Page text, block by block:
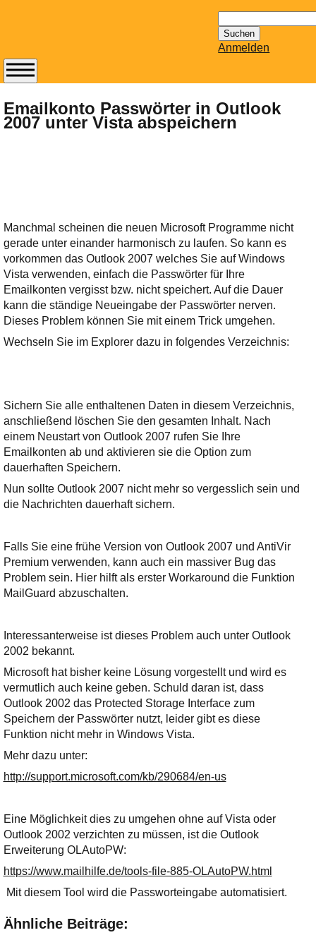
nach:
Anmelden
Emailkonto Passwörter in Outlook
2007 unter Vista abspeichern
Manchmal scheinen die neuen Microsoft Programme nicht
gerade unter einander harmonisch zu laufen. So kann es
vorkommen das Outlook 2007 welches Sie auf Windows
Vista verwenden, einfach die Passwörter für Ihre
Emailkonten vergisst bzw. nicht speichert. Auf die Dauer
kann die ständige Neueingabe der Passwörter nerven.
Dieses Problem können Sie mit einem Trick umgehen.
Wechseln Sie im Explorer dazu in folgendes Verzeichnis:
Sichern Sie alle enthaltenen Daten in diesem Verzeichnis,
anschließend löschen Sie den gesamten Inhalt. Nach
einem Neustart von Outlook 2007 rufen Sie Ihre
Emailkonten ab und aktivieren sie die Option zum
dauerhaften Speichern.
Nun sollte Outlook 2007 nicht mehr so vergesslich sein und
die Nachrichten dauerhaft sichern.
Falls Sie eine frühe Version von Outlook 2007 und AntiVir
Premium verwenden, kann auch ein massiver Bug das
Problem sein. Hier hilft als erster Workaround die Funktion
MailGuard abzuschalten.
Interessanterweise ist dieses Problem auch unter Outlook
2002 bekannt.
Microsoft hat bisher keine Lösung vorgestellt und wird es
vermutlich auch keine geben. Schuld daran ist, dass
Outlook 2002 das Protected Storage Interface zum
Speichern der Passwörter nutzt, leider gibt es diese
Funktion nicht mehr in Windows Vista.
Mehr dazu unter:
http://support.microsoft.com/kb/290684/en-us
Eine Möglichkeit dies zu umgehen ohne auf Vista oder
Outlook2002 verzichten zu müssen, ist die Outlook
Erweiterung OLAutoPW:
https://www.mailhilfe.de/tools-file-885-OLAutoPW.html
Mit diesem Tool wird die Passworteingabe automatisiert.
Ähnliche Beiträge:
Abonnieren Sie den
14-tägig
erscheinenden
bereithält!
Wie z.B. Outlook,
GMail, Thunderbird
oder auch
KuNoMail, usw.
Ihre E-Mail
Adresse:
E-Mail bestätigen